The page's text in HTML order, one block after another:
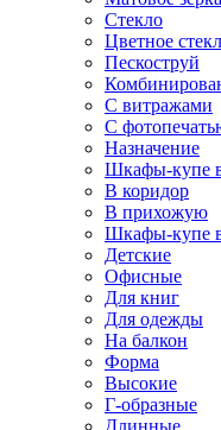
Стекло
Цветное
Пескоструй
С витражами
С
Назначение
Шкафы-купе
В коридор
В прихожую
Шкафы-купе
Детские
Офисные
Для книг
Для одежды
На балкон
Форма
Высокие
Г-образные
Длинные